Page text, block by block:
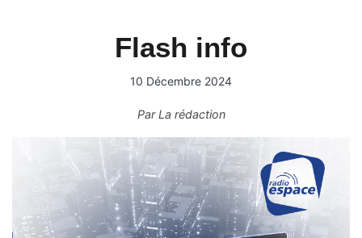
Flash info
10 Décembre 2024
ParLa rédaction